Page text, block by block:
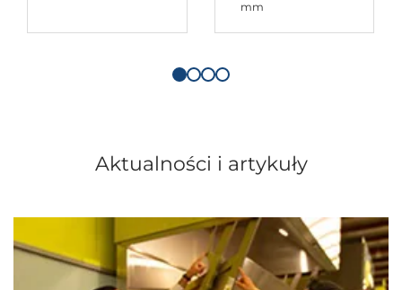
mm
Aktualności i artykuły